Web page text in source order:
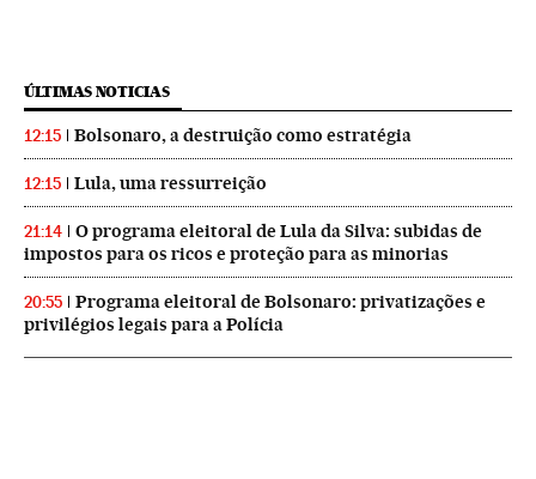
ÚLTIMAS NOTICIAS
12:15 Bolsonaro, a destruição como estratégia
12:15 Lula, uma ressurreição
21:14
O programa eleitoral de Lula da Silva: subidas de
impostos para os ricos e proteção para as minorias
20:55
Programa eleitoral de Bolsonaro: privatizações e
privilégios legais para a Polícia